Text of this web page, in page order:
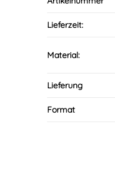
Lieferzeit:
Material:
Lieferung
Format